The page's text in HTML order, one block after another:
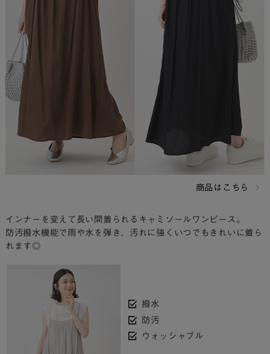
商品はこちら
インナーを変えて長い間着られるキャミソールワンピース。
防汚撥水機能で雨や水を弾き、汚れに強くいつでもきれいに着ら
れます◎
撥水
防汚
ウォッシャブル